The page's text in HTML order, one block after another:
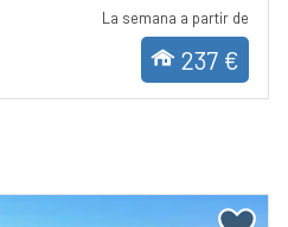
La semana a partir de
237 €